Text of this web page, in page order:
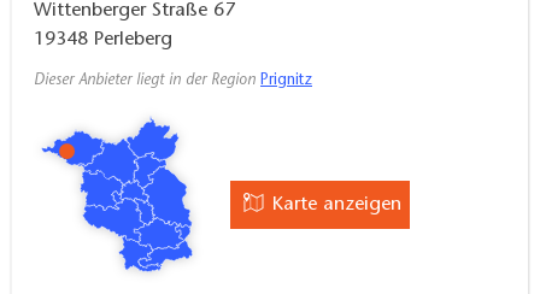
Wittenberger Straße 67
19348 Perleberg
Dieser Anbieter liegt in der Region Prignitz
Karte anzeigen